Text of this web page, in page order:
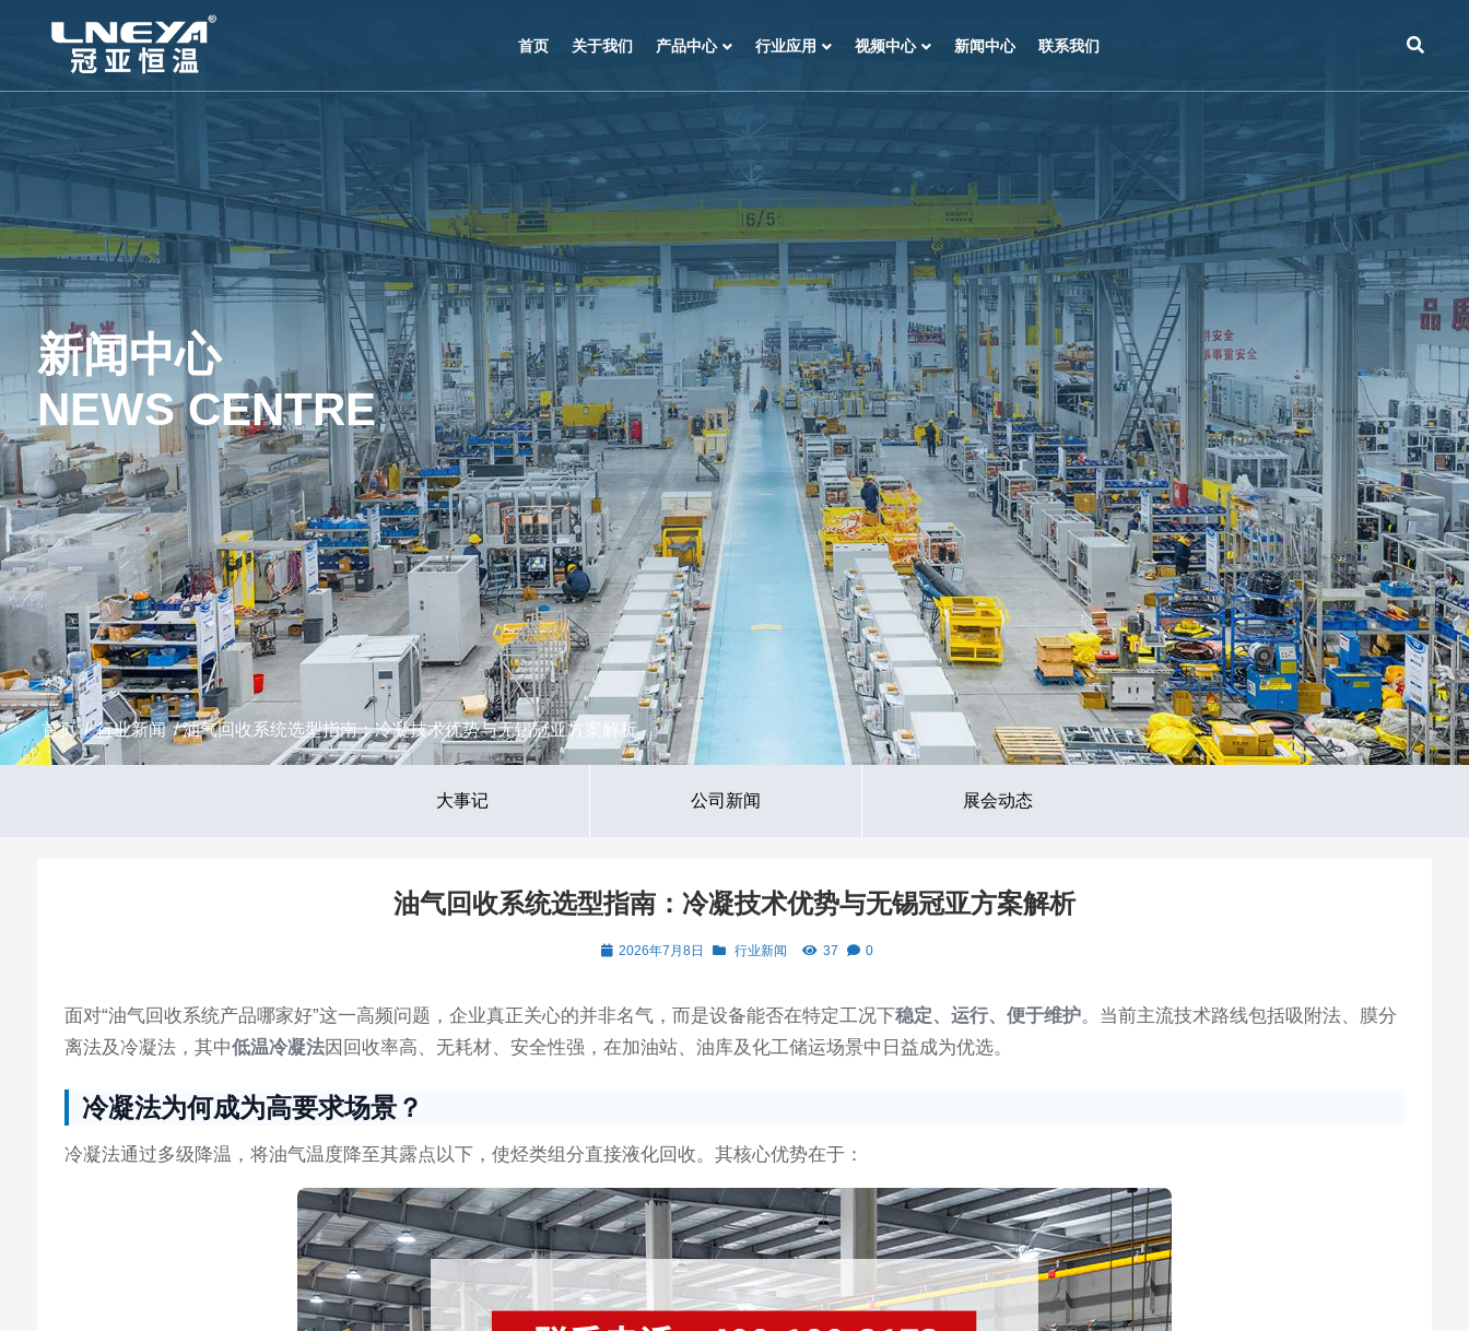
首页 关于我们 产品中心 行业应用 视频中心 新闻中心 联系我们
新闻中心
NEWS CENTRE
首页/行业新闻/ 油气回收系统选型指南：冷凝技术优势与无锡冠亚方案解析
大事记 公司新闻 展会动态
油气回收系统选型指南：冷凝技术优势与无锡冠亚方案解析
2026年7月8日 行业新闻 37 0
面对“油气回收系统产品哪家好”这一高频问题，企业真正关心的并非名气，而是设备能否在特定工况下稳定、运行、便于维护。当前主流技术路线包括吸附法、膜分
离法及冷凝法，其中低温冷凝法因回收率高、无耗材、安全性强，在加油站、油库及化工储运场景中日益成为优选。
冷凝法为何成为高要求场景？
冷凝法通过多级降温，将油气温度降至其露点以下，使烃类组分直接液化回收。其核心优势在于：